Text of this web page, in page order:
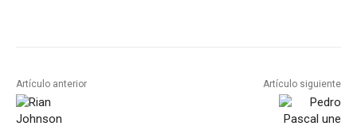
Artículo anterior Artículo siguiente